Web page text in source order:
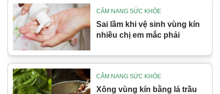
CẨM NANG SỨC KHỎE
Sai lầm khi vệ sinh vùng kín
nhiều chị em mắc phải
CẨM NANG SỨC KHỎE
Xông vùng kín bằng lá trầu